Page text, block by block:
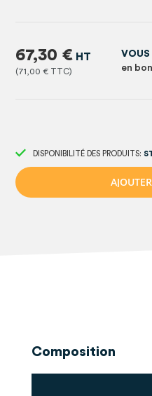
71,00 €
67,30 €
VOUS
en
DISPONIBILITÉ DES PRODUITS:
AJOUTER
Composition